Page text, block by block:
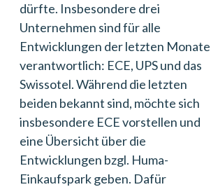
dürfte. Insbesondere drei
Unternehmen sind für alle
Entwicklungen der letzten Monate
verantwortlich: ECE, UPS und das
Swissotel. Während die letzten
beiden bekannt sind, möchte sich
insbesondere ECE vorstellen und
eine Übersicht über die
Entwicklungen bzgl. Huma-
Einkaufspark geben. Dafür